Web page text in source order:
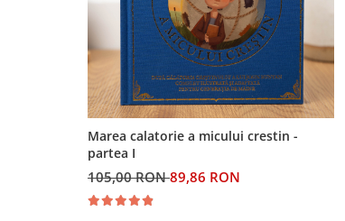
Marea calatorie a micului crestin -
partea I
105,00 RON89,86 RON